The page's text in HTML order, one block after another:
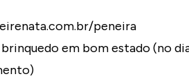
peneira
em bom estado (no